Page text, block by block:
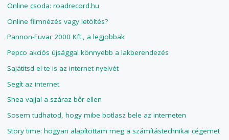
Online csoda: roadrecord.hu
Online filmnézés vagy letöltés?
Pannon-Fuvar 2000 Kft., a legjobbak
Pepco akciós újsággal könnyebb a lakberendezés
Sajátítsd el te is az internet nyelvét
Segít az internet
Shea vajjal a száraz bőr ellen
Sosem tudhatod, hogy mibe botlasz bele az interneten
Story time: hogyan alapítottam meg a számítástechnikai cégemet